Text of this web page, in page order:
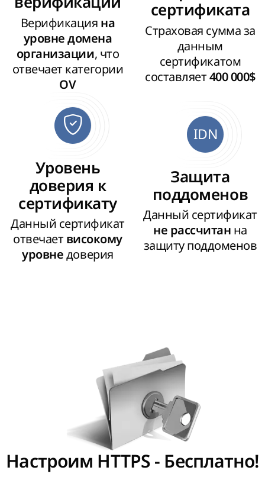
Верификация на
уровне домена
организации, что
отвечает категории
OV
сертификата
Страховая сумма за
данным
сертификатом
составляет 400 000$
Уровень
доверия к
сертификату
Данный сертификат
отвечает високому
уровне доверия
IDN
Защита
поддоменов
Данный сертификат
не рассчитан на
защиту поддоменов
Настроим HTTPS - Бесплатно!